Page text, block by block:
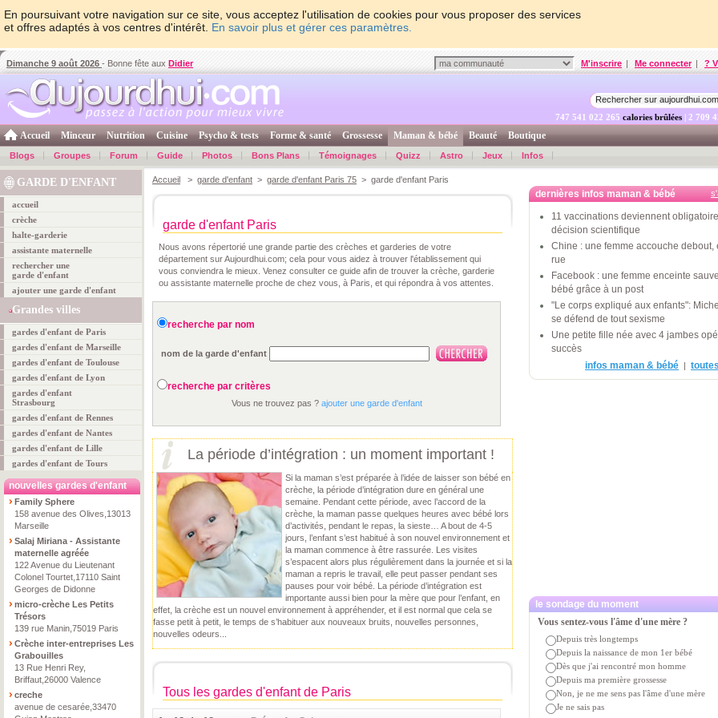
En poursuivant votre navigation sur ce site, vous acceptez l'utilisation de cookies pour vous proposer des services
et offres adaptés à vos centres d'intérêt. En savoir plus et gérer ces paramètres.
Dimanche 9 août 2026 - Bonne fête aux Didier M'inscrire | Me connecter | ?
747 541 023 565 calories brûlées | 2 709
Accueil Minceur Nutrition Cuisine Psycho & tests Forme & santé Grossesse Maman & bébé Beauté Boutique
Blogs Groupes Forum Guide Photos Bons Plans Témoignages Quizz Astro Jeux Infos
GARDE D'ENFANT
accueil
crèche
halte-garderie
assistante maternelle
rechercher une
garde d'enfant
ajouter une garde d'enfant
Grandes villes
gardes d'enfant de Paris
gardes d'enfant de Marseille
gardes d'enfant de Toulouse
gardes d'enfant de Lyon
gardes d'enfant
Strasbourg
gardes d'enfant de Rennes
gardes d'enfant de Nantes
gardes d'enfant de Lille
gardes d'enfant de Tours
nouvelles gardes d'enfant
Family Sphere
158 avenue des Olives,13013
Marseille
Salaj Miriana - Assistante
maternelle agréée
122 Avenue du Lieutenant
Colonel Tourtet,17110 Saint
Georges de Didonne
micro-crèche Les Petits
Trésors
139 rue Manin,75019 Paris
Crèche inter-entreprises Les
Grabouilles
13 Rue Henri Rey,
Briffaut,26000 Valence
creche
avenue de cesarée,33470
Accueil > garde d'enfant > garde d'enfant Paris 75 > garde d'enfant Paris
garde d'enfant Paris
Nous avons répertorié une grande partie des crèches et garderies de votre
département sur Aujourdhui.com; cela pour vous aidez à trouver l'établissement qui
vous conviendra le mieux. Venez consulter ce guide afin de trouver la crèche, garderie
ou assistante maternelle proche de chez vous, à Paris, et qui répondra à vos attentes.
recherche par nom
nom de la garde d'enfant
recherche par critères
Vous ne trouvez pas ? ajouter une garde d'enfant
La période d’intégration : un moment important !
Si la maman s’est préparée à l’idée de laisser son bébé en
crèche, la période d’intégration dure en général une
semaine. Pendant cette période, avec l’accord de la
crèche, la maman passe quelques heures avec bébé lors
d’activités, pendant le repas, la sieste… A bout de 4-5
jours, l’enfant s’est habitué à son nouvel environnement et
la maman commence à être rassurée. Les visites
s’espacent alors plus régulièrement dans la journée et si la
maman a repris le travail, elle peut passer pendant ses
pauses pour voir bébé. La période d’intégration est
importante aussi bien pour la mère que pour l’enfant, en
effet, la crèche est un nouvel environnement à appréhender, et il est normal que cela se
fasse petit à petit, le temps de s’habituer aux nouveaux bruits, nouvelles personnes,
nouvelles odeurs...
Tous les gardes d'enfant de Paris
dernières infos maman & bébé
11 vaccinations deviennent
décision scientifique
Chine : une femme accouche debout,
rue
Facebook : une femme enceinte
bébé grâce à un post
"Le corps expliqué aux enfants":
se défend de tout sexisme
Une petite fille née avec 4 jambes
succès
infos maman & bébé |
le sondage du moment
Vous sentez-vous l'âme d'une mère ?
Depuis très longtemps
Depuis la naissance de mon 1er bébé
Dès que j'ai rencontré mon homme
Depuis ma première grossesse
Non, je ne me sens pas l'âme d'une mère
Je ne sais pas